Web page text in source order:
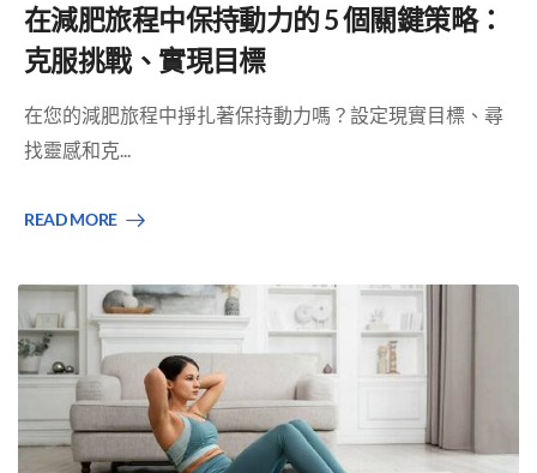
在減肥旅程中保持動力的 5 個關鍵策略：
克服挑戰、實現目標
在您的減肥旅程中掙扎著保持動力嗎？設定現實目標、尋
找靈感和克...
READ MORE